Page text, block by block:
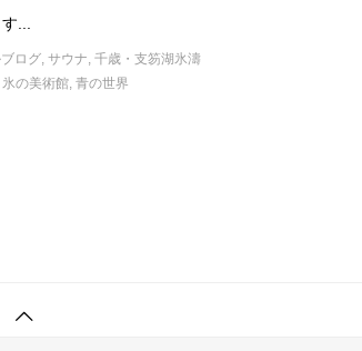
...
ログ, サウナ 千歳・支笏湖氷濤
氷の美術館, 青の世界